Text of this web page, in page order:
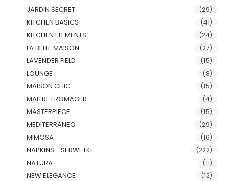
JARDIN SECRET (29)
KITCHEN BASICS (41)
KITCHEN ELEMENTS (24)
LA BELLE MAISON (27)
LAVENDER FIELD (15)
LOUNGE (8)
MAISON CHIC (15)
MAITRE FROMAGER (4)
MASTERPIECE (15)
MEDITERRANEO (29)
MIMOSA (16)
NAPKINS - SERWETKI (222)
NATURA (11)
NEW ELEGANCE (12)